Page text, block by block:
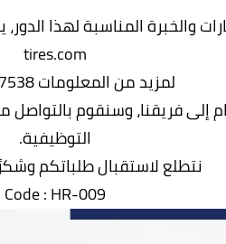
tires.com
لمزيد من المعلومات 01068377538
إلى فريقنا، وسنقوم
التوظيفية.
نتطلع لاستقبال طلباتكم
Code : HR-009